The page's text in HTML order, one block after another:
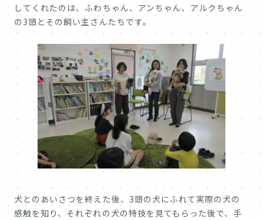
してくれたのは、ふわちゃん、アンちゃん、アルクちゃん
の3頭とその飼い主さんたちです。
犬とのあいさつを終えた後、3頭の犬にふれて実際の犬の
感触を知り、それぞれの犬の特技を見てもらった後で、手